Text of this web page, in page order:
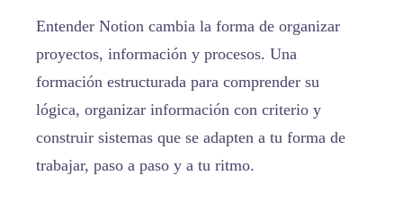
Entender Notion cambia la forma de organizar
proyectos, información y procesos. Una
formación estructurada para comprender su
lógica, organizar información con criterio y
construir sistemas que se adapten a tu forma de
trabajar, paso a paso y a tu ritmo.